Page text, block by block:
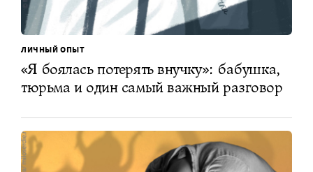
ЛИЧНЫЙ ОПЫТ
«Я боялась потерять внучку»: бабушка,
тюрьма и один самый важный разговор